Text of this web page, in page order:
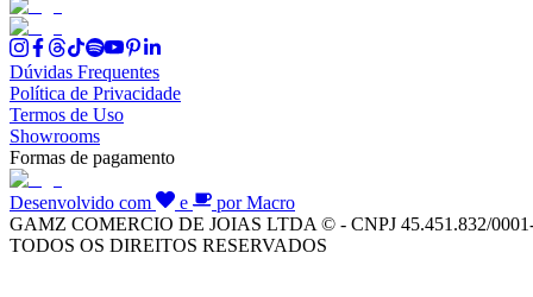
Dúvidas Frequentes
Política de Privacidade
Termos de Uso
Showrooms
Formas de pagamento
Desenvolvido com e
por Macro
GAMZ COMERCIO DE JOIAS LTDA © - CNPJ 45.451.832/
TODOS OS DIREITOS RESERVADOS